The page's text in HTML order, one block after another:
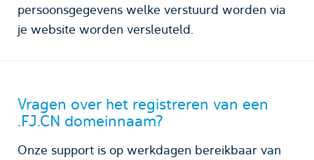
persoonsgegevens welke verstuurd worden via
je website worden versleuteld.
Vragen over het registreren van een
.FJ.CN domeinnaam?
Onze support is op werkdagen bereikbaar van